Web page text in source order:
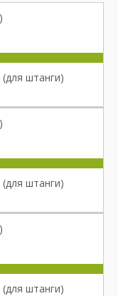
штанги)
штанги)
штанги)